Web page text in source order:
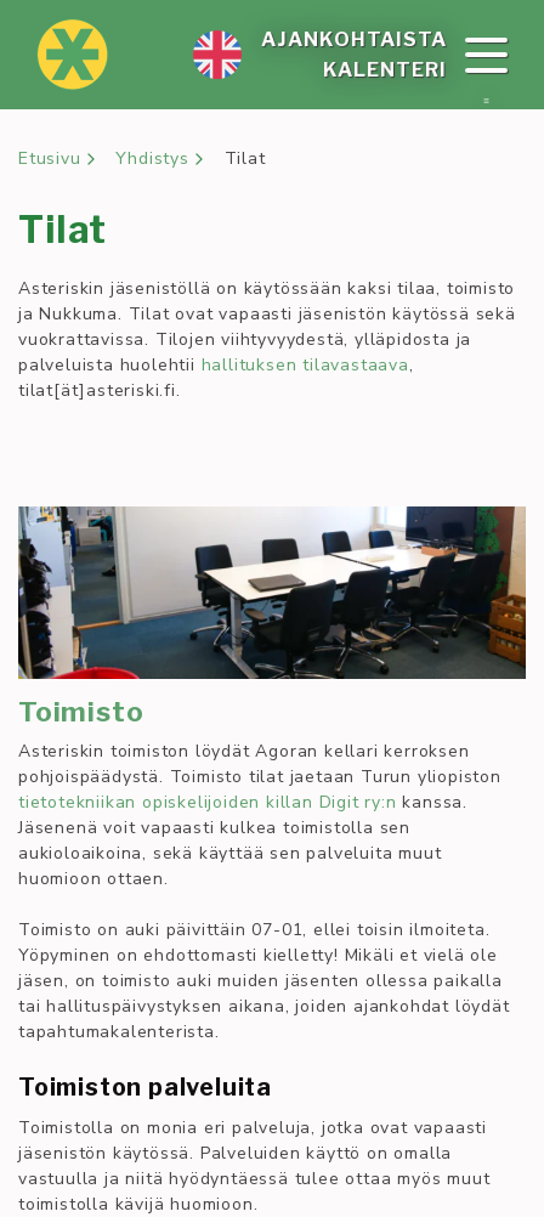
sisältöön
KA­LEN­TE­RI
AJAN­KOH­TAIS­TA
Etusivu Yhdistys Tilat
Tilat
Asteriskin jäsenistöllä on käytössään kaksi tilaa, toimisto
ja Nukkuma. Tilat ovat vapaasti jäsenistön käytössä sekä
vuokrattavissa. Tilojen viihtyvyydestä, ylläpidosta ja
palveluista huolehtii hallituksen tilavastaava,
tilat[ät]asteriski.fi.
Toimisto
Asteriskin toimiston löydät Agoran kellari kerroksen
pohjoispäädystä. Toimisto tilat jaetaan Turun yliopiston
tietotekniikan opiskelijoiden killan Digit ry:n kanssa.
Jäsenenä voit vapaasti kulkea toimistolla sen
aukioloaikoina, sekä käyttää sen palveluita muut
huomioon ottaen.
Toimisto on auki päivittäin 07-01, ellei toisin ilmoiteta.
Yöpyminen on ehdottomasti kielletty! Mikäli et vielä ole
jäsen, on toimisto auki muiden jäsenten ollessa paikalla
tai hallituspäivystyksen aikana, joiden ajankohdat löydät
tapahtumakalenterista.
Toimiston palveluita
Toimistolla on monia eri palveluja, jotka ovat vapaasti
jäsenistön käytössä. Palveluiden käyttö on omalla
vastuulla ja niitä hyödyntäessä tulee ottaa myös muut
toimistolla kävijä huomioon.